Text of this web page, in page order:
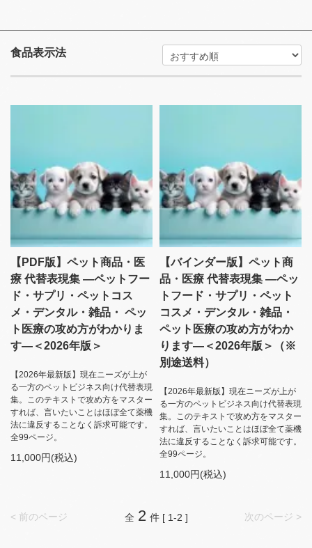
食品表示法
【PDF版】ペット商品・医
療 代替表現集 ―ペットフー
ド・サプリ・ペットコス
メ・デンタル・雑品・ ペッ
ト医療の攻め方がわかりま
す―＜2026年版＞
【2026年最新版】現在ニーズが上が
る一方のペットビジネス向け代替表現
集。このテキストで攻め方をマスター
すれば、言いたいことはほぼ全て薬機
法に違反することなく訴求可能です。
全99ページ。
11,000円(税込)
【バインダー版】ペット商
品・医療 代替表現集 ―ペッ
トフード・サプリ・ペット
コスメ・デンタル・雑品・
ペット医療の攻め方がわか
ります―＜2026年版＞（※
別途送料）
【2026年最新版】現在ニーズが上が
る一方のペットビジネス向け代替表現
集。このテキストで攻め方をマスター
すれば、言いたいことはほぼ全て薬機
法に違反することなく訴求可能です。
全99ページ。
11,000円(税込)
< 前のページ 次のページ >
全 2 件 [ 1-2 ]